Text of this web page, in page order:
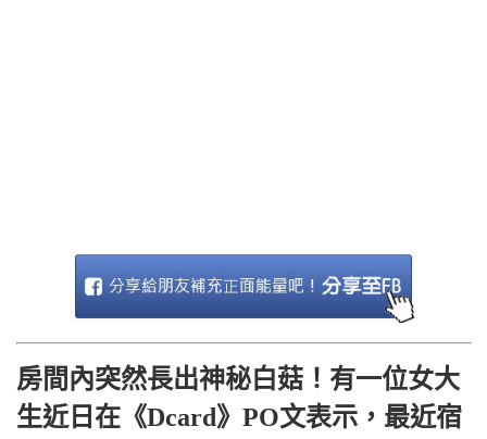
房間內突然長出神秘白菇！有一位女大
生近日在《Dcard》PO文表示，最近宿